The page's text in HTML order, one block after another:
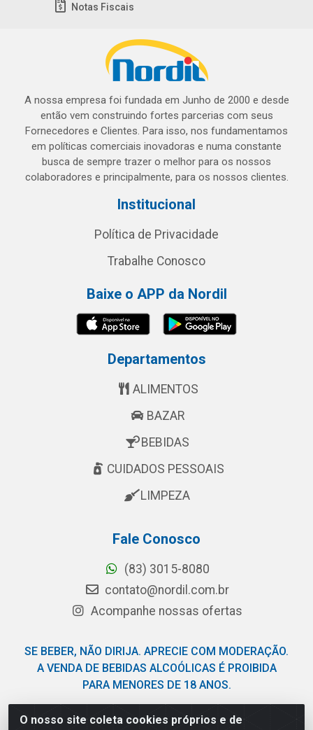
O nosso site coleta cookies próprios e de
Notas Fiscais
A nossa empresa foi fundada em Junho de 2000 e desde
então vem construindo fortes parcerias com seus
Fornecedores e Clientes. Para isso, nos fundamentamos
em políticas comerciais inovadoras e numa constante
busca de sempre trazer o melhor para os nossos
colaboradores e principalmente, para os nossos clientes.
Institucional
Política de Privacidade
Trabalhe Conosco
Baixe o APP da Nordil
Departamentos
ALIMENTOS
BAZAR
BEBIDAS
CUIDADOS PESSOAIS
LIMPEZA
Fale Conosco
(83) 3015-8080
contato@nordil.com.br
Acompanhe nossas ofertas
SE BEBER, NÃO DIRIJA. APRECIE COM MODERAÇÃO.
A VENDA DE BEBIDAS ALCOÓLICAS É PROIBIDA
PARA MENORES DE 18 ANOS.